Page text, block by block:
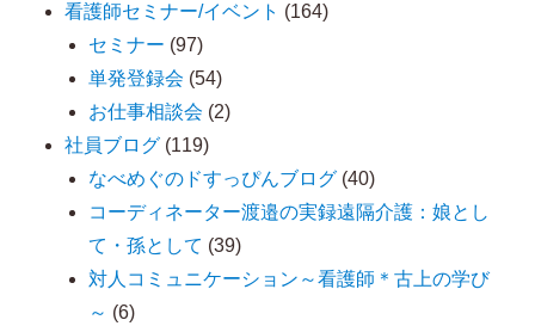
稿
看護師セミナー/イベント (164)
セミナー (97)
単発登録会 (54)
お仕事相談会 (2)
社員ブログ (119)
なべめぐのドすっぴんブログ (40)
コーディネーター渡邉の実録遠隔介護：娘とし
て・孫として (39)
対人コミュニケーション～看護師＊古上の学び
～ (6)